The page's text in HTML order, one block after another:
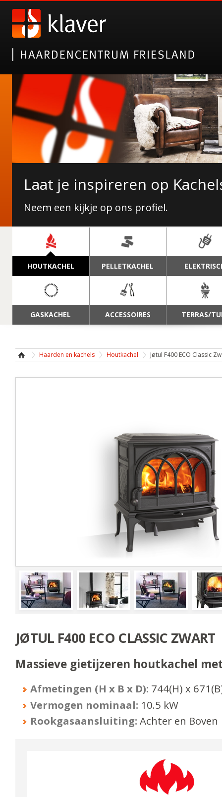
Nieuwe collectie
Janco de Jong!
Laat je inspireren op
Neem een kijkje op ons profiel.
NAVIGATIE
HOUTKACHEL PELLETKACHEL
GASKACHEL ACCESSOIRES TERRAS/
Haarden en kachels Houtkachel Jøtul F400 ECO Classic
JØTUL F400 ECO CLASSIC ZWART
Massieve gietijzeren houtkachel
Afmetingen (H x B x D): 744(H) x 671
Vermogen nominaal: 10.5 kW
Rookgasaansluiting: Achter en Boven